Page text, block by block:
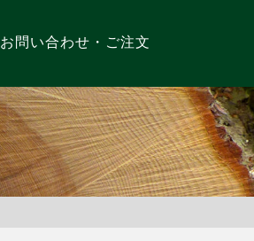
お問い合わせ・ご注文